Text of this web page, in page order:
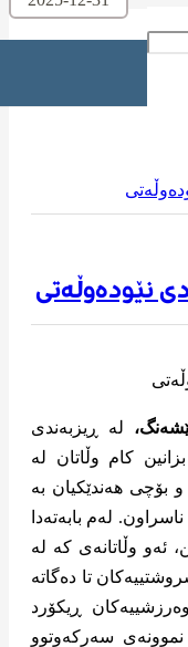
لە ڕیزبەندی
کام وڵاتان لە
بۆچی هەندێکیان بە
لەم بابەتەدا
ئەو وڵاتانەی کە لە
تا دەگاتە
ڕیکۆرد
سەرکەوتوو